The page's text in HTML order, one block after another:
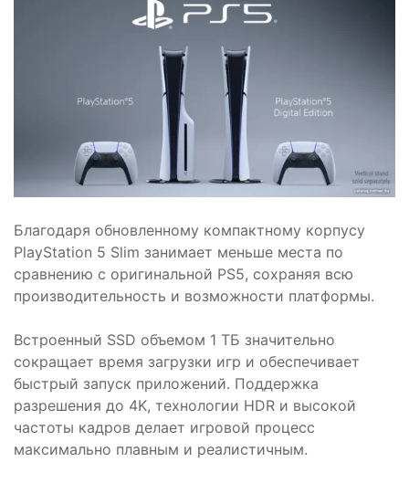
Благодаря обновленному компактному корпусу
PlayStation 5 Slim занимает меньше места по
сравнению с оригинальной PS5, сохраняя всю
производительность и возможности платформы.
Встроенный SSD объемом 1 ТБ значительно
сокращает время загрузки игр и обеспечивает
быстрый запуск приложений. Поддержка
разрешения до 4K, технологии HDR и высокой
частоты кадров делает игровой процесс
максимально плавным и реалистичным.